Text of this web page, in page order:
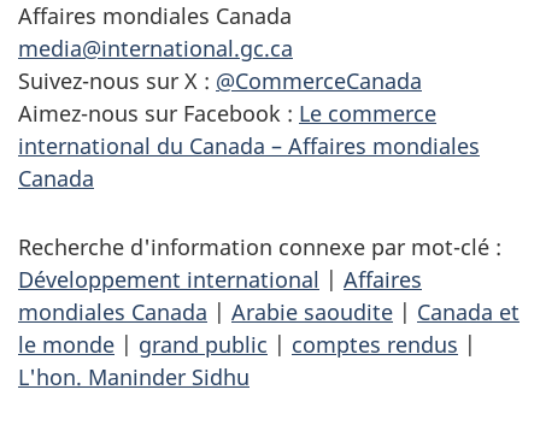
Affaires mondiales Canada
media@international.gc.ca
Suivez-nous sur X : @CommerceCanada
Aimez-nous sur Facebook : Le commerce
international du Canada – Affaires mondiales
Canada
Recherche d'information connexe par mot-clé :
Développement international | Affaires
mondiales Canada | Arabie saoudite | Canada et
le monde | grand public | comptes rendus |
L'hon. Maninder Sidhu